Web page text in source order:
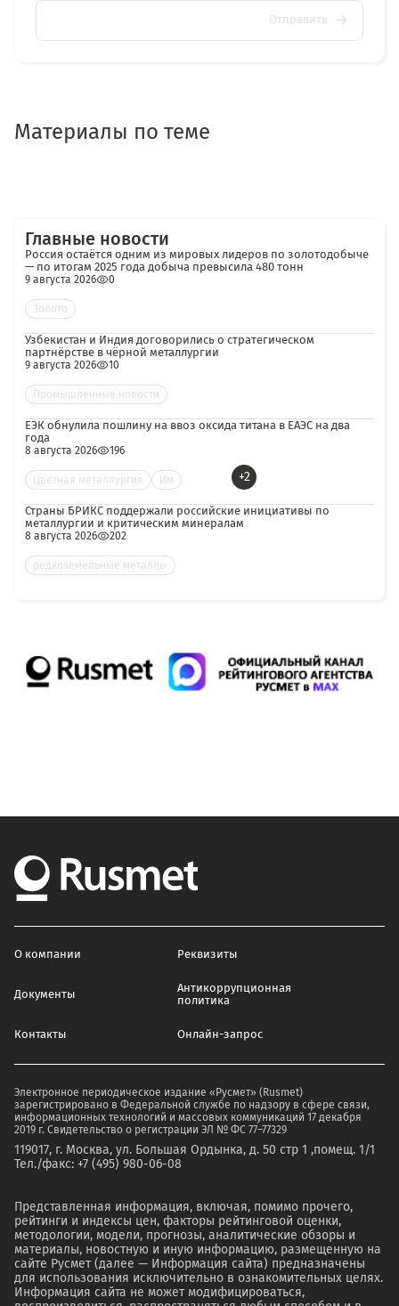
Отправить
Материалы по теме
Главные новости
Россия остаётся одним из мировых лидеров по золотодобыче
— по итогам 2025 года добыча превысила 480 тонн
9 августа 2026 0
Золото
Узбекистан и Индия договорились о стратегическом
партнёрстве в чёрной металлургии
9 августа 2026 10
Промышленные новости
ЕЭК обнулила пошлину на ввоз оксида титана в ЕАЭС на два
года
8 августа 2026 196
Цветная металлургия Им +2
Страны БРИКС поддержали российские инициативы по
металлургии и критическим минералам
8 августа 2026 202
редкоземельные металлы
О компании Реквизиты
Документы
Антикоррупционная
политика
Контакты Онлайн-запрос
Электронное периодическое издание «Русмет» (Rusmet)
зарегистрировано в Федеральной службе по надзору в сфере связи,
информационных технологий и массовых коммуникаций 17 декабря
2019 г. Свидетельство о регистрации ЭЛ № ФС 77–77329
119017, г. Москва, ул. Большая Ордынка, д. 50 стр 1 ,помещ. 1/1
Тел./факс: +7 (495) 980-06-08
Представленная информация, включая, помимо прочего,
рейтинги и индексы цен, факторы рейтинговой оценки,
методологии, модели, прогнозы, аналитические обзоры и
материалы, новостную и иную информацию, размещенную на
сайте Русмет (далее — Информация сайта) предназначены
для использования исключительно в ознакомительных целях.
Информация сайта не может модифицироваться,